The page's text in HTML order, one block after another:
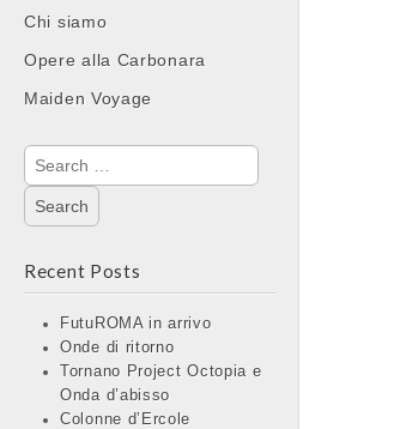
Main
menu
Skip
content
Chi siamo
Opere alla Carbonara
Maiden Voyage
Search
for:
Recent Posts
FutuROMA in arrivo
Onde di ritorno
Tornano Project Octopia e
Onda d’abisso
Colonne d’Ercole